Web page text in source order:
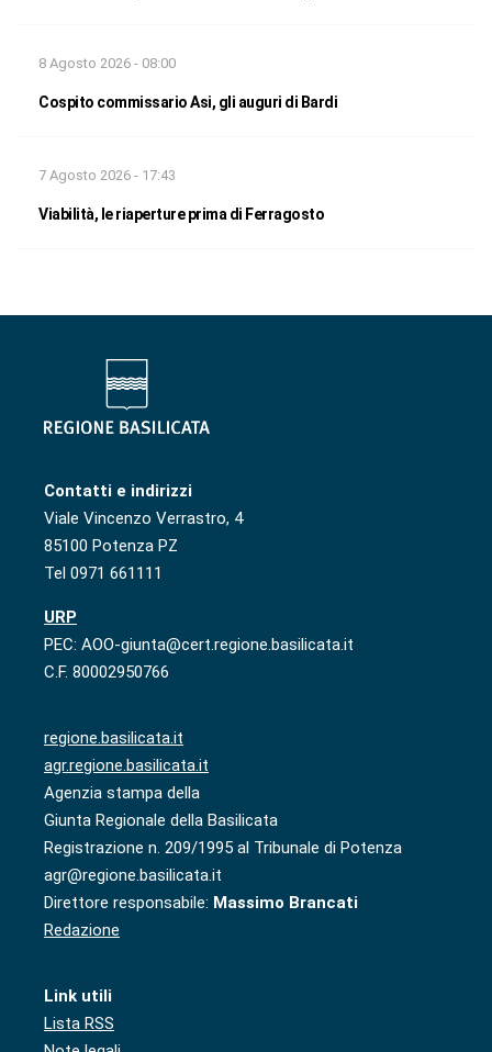
8 Agosto 2026 - 08:00
Cospito commissario Asi, gli auguri di Bardi
7 Agosto 2026 - 17:43
Viabilità, le riaperture prima di Ferragosto
Contatti e indirizzi
Viale Vincenzo Verrastro, 4
85100 Potenza PZ
Tel 0971 661111
URP
PEC: AOO-giunta@cert.regione.basilicata.it
C.F. 80002950766
regione.basilicata.it
agr.regione.basilicata.it
Agenzia stampa della
Giunta Regionale della Basilicata
Registrazione n. 209/1995 al Tribunale di Potenza
agr@regione.basilicata.it
Direttore responsabile: Massimo Brancati
Redazione
Link utili
Lista RSS